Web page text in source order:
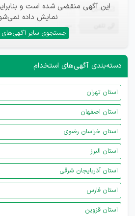
این آگهی منقضی شده است و
نمایش داده
جستجوی سایر آگهی‌های
ایمیل —
—
دسته‌بندی آگهی‌های استخدام
استان تهران
استان اصفهان
استان خراسان رضوی
استان البرز
استان آذربایجان شرقی
استان فارس
استان قزوین